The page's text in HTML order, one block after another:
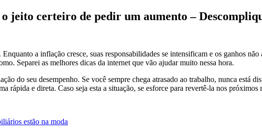
jeito certeiro de pedir um aumento –
a inflação cresce, suas responsabilidades se intensificam e os ganhos
Separei as melhores dicas da internet que vão ajudar muito nessa hora.
do seu desempenho. Se você sempre chega atrasado ao trabalho, nunca está
rápida e direta. Caso seja esta a situação, se esforce para revertê-la nos próximos
estão na moda